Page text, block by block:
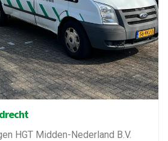
HGT Midden-Nederland B.V.